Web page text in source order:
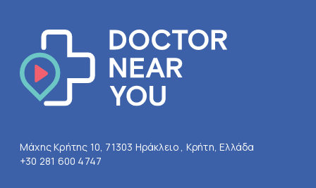
Μάχης Κρήτης 10, 71303 Ηράκλειο , Κρήτη, Ελλάδα
+30 281 600 4747